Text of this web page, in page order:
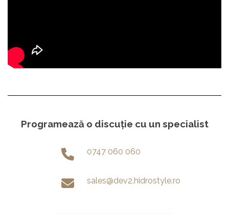
Programează o discuție cu un specialist
0747 060 060
sales@dev2.hidrostyle.ro